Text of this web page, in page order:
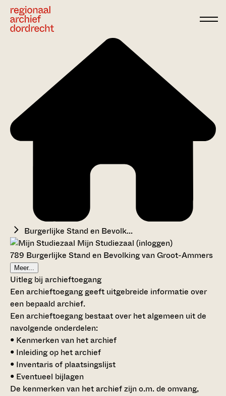
Burgerlijke Stand en Bevolk...
Mijn Studiezaal (inloggen)
789 Burgerlijke Stand en Bevolking van Groot-Ammers
Meer...
Uitleg bij archieftoegang
Een archieftoegang geeft uitgebreide informatie over
een bepaald archief.
Een archieftoegang bestaat over het algemeen uit de
navolgende onderdelen:
• Kenmerken van het archief
• Inleiding op het archief
• Inventaris of plaatsingslijst
• Eventueel bijlagen
De kenmerken van het archief zijn o.m. de omvang,